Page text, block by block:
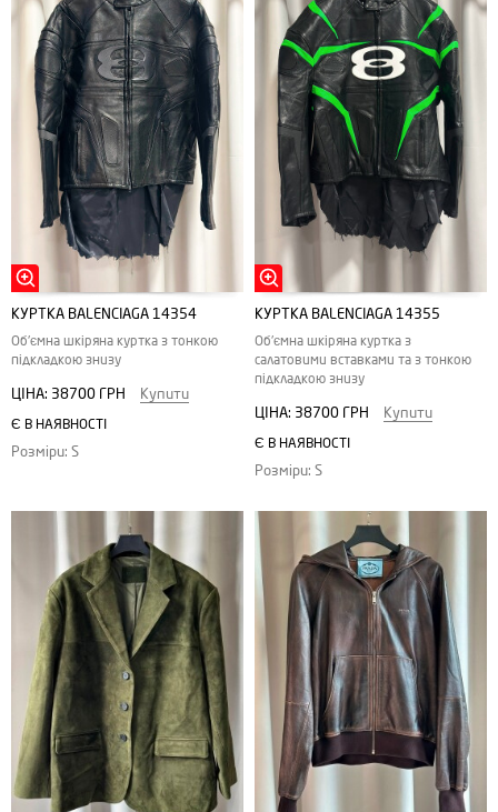
КУРТКА BALENCIAGA 14354
Об'ємна шкіряна куртка з тонкою
підкладкою знизу
ЦІНА: 38700 ГРН Купити
Є В НАЯВНОСТІ
Розміри: S
КУРТКА BALENCIAGA 14355
Об'ємна шкіряна куртка з
салатовими вставками та з тонкою
підкладкою знизу
ЦІНА: 38700 ГРН Купити
Є В НАЯВНОСТІ
Розміри: S